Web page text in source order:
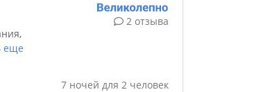
еще
2 отзыва
7 ночей для 2 человек